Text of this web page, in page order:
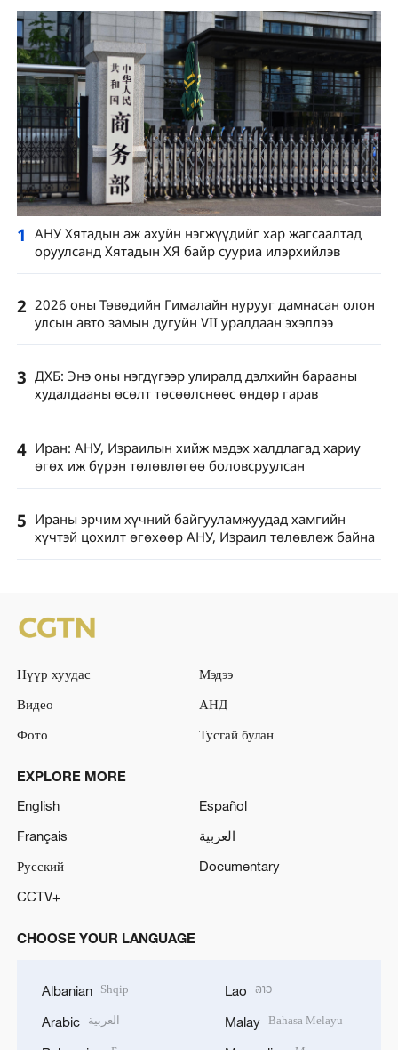
1 АНУ Хятадын аж ахуйн нэгжүүдийг хар жагсаалтад
оруулсанд Хятадын ХЯ байр сууриа илэрхийлэв
2 2026 оны Төвөдийн Гималайн нурууг дамнасан олон
улсын авто замын дугуйн VII уралдаан эхэллээ
3 ДХБ: Энэ оны нэгдүгээр улиралд дэлхийн барааны
худалдааны өсөлт төсөөлснөөс өндөр гарав
4 Иран: АНУ, Израилын хийж мэдэх халдлагад хариу
өгөх иж бүрэн төлөвлөгөө боловсруулсан
5 Ираны эрчим хүчний байгууламжуудад хамгийн
хүчтэй цохилт өгөхөөр АНУ, Израил төлөвлөж байна
Нүүр хуудас
Мэдээ
Видео
АНД
Фото
Тусгай булан
EXPLORE MORE
English
Español
Français
العربية
Русский
Documentary
CCTV+
CHOOSE YOUR LANGUAGE
Albanian Shqip
Arabic العربية
Lao ລາວ
Malay Bahasa Melayu